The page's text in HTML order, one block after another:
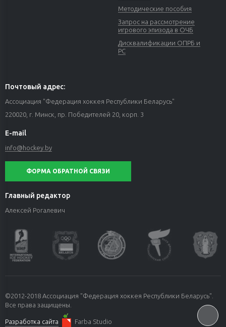
Методические пособия
Запрос на рассмотрение
игрового эпизода в ОЧБ
Дисквалификации ОПРБ и
РС
Почтовый адрес:
Ассоциация "Федерация хоккея Республики Беларусь"
220020, г. Минск, пр. Победителей 20, корп. 3
E-mail
info@hockey.by
ФОРМА ОБРАТНОЙ СВЯЗИ
Главный редактор
Алексей Рогалевич
©2012-2018 Ассоциация "Федерация хоккея Республики Беларусь".
Все права защищены.
Разработка сайта Farba Studio